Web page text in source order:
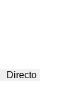
Directo